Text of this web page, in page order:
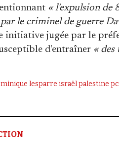
« l'expulsion de
le criminel de guerre
initiative jugée par le
d'entraîner « des
lesparre israëlpalestine